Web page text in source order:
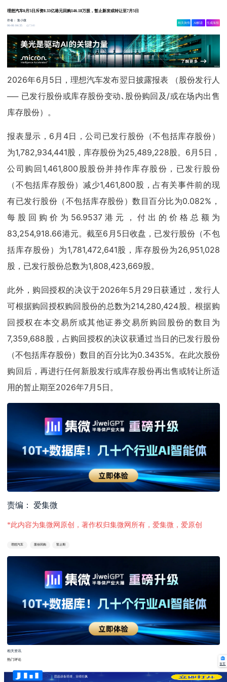
理想汽车6月5日斥资8.33亿港元回购146.18万股，暂止新发或转让至7月5日
作者：集小微
06-06 04:35
7340
相关舆情 AI解读 生成海报
2026年6月5日，理想汽车发布翌日披露报表 （股份发行人
── 已发行股份或库存股份变动､股份购回及/或在场内出售
库存股份）。
报表显示，6月4日，公司已发行股份（不包括库存股份）
为1,782,934,441股，库存股份为25,489,228股。6月5日，
公司购回1,461,800股股份并持作库存股份，已发行股份
（不包括库存股份）减少1,461,800股，占有关事件前的现
有已发行股份（不包括库存股份）数目百分比为0.082%，
每股回购价为56.9537港元，付出的价格总额为
83,254,918.66港元。截至6月5日收盘，已发行股份（不包
括库存股份）为1,781,472,641股，库存股份为26,951,028
股，已发行股份总数为1,808,423,669股。
此外，购回授权的决议于2026年5月29日获通过，发行人
可根据购回授权购回股份的总数为214,280,424股。根据购
回授权在本交易所或其他证券交易所购回股份的数目为
7,359,688股，占购回授权的决议获通过当日的已发行股份
（不包括库存股份）数目的百分比为0.3435%。在此次股份
购回后，再进行任何新股发行或库存股份再出售或转让所适
用的暂止期至2026年7月5日。
责编： 爱集微
*此内容为集微网原创，著作权归集微网所有，爱集微，爱原创
理想汽车 股份回购 暂止期
相关资讯
热门评论
固晶设备双雄，业绩狂飙
首页